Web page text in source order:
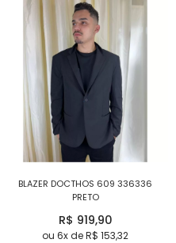
BLAZER DOCTHOS 609 336336
PRETO
R$ 919,90
ou 6x de R$ 153,32